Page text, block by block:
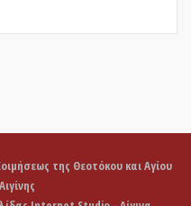
της Θεοτόκου και Αγίου